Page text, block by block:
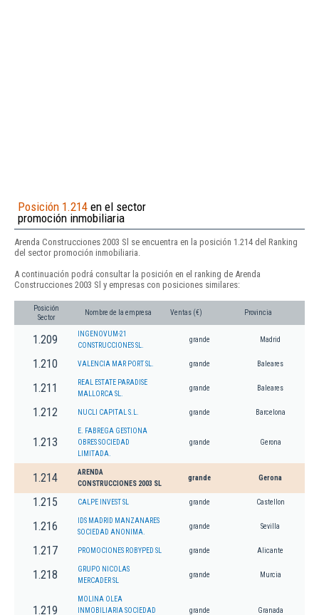
Posición 1.214 en el sector
promoción inmobiliaria
Arenda Construcciones 2003 Sl se encuentra en la posición 1.214 del Ranking
del sector promoción inmobiliaria.
A continuación podrá consultar la posición en el ranking de Arenda
Construcciones 2003 Sl y empresas con posiciones similares:
Posición
Sector
Nombre de la empresa Ventas (€) Provincia
1.209
INGENOVUM-21
CONSTRUCCIONES SL.
grande Madrid
1.210 VALENCIA MAR PORT SL. grande Baleares
1.211
REAL ESTATE PARADISE
MALLORCA SL.
grande Baleares
1.212 NUCLI CAPITAL S.L. grande Barcelona
1.213
E. FABREGA GESTIONA
OBRES SOCIEDAD
LIMITADA.
grande Gerona
1.214
ARENDA
CONSTRUCCIONES 2003 SL
grande Gerona
1.215 CALPE INVEST SL grande Castellon
1.216
IDS MADRID MANZANARES
SOCIEDAD ANONIMA.
grande Sevilla
1.217 PROMOCIONES ROBYPED SL grande Alicante
1.218
GRUPO NICOLAS
MERCADER SL
grande Murcia
1.219
MOLINA OLEA
INMOBILIARIA SOCIEDAD
grande Granada